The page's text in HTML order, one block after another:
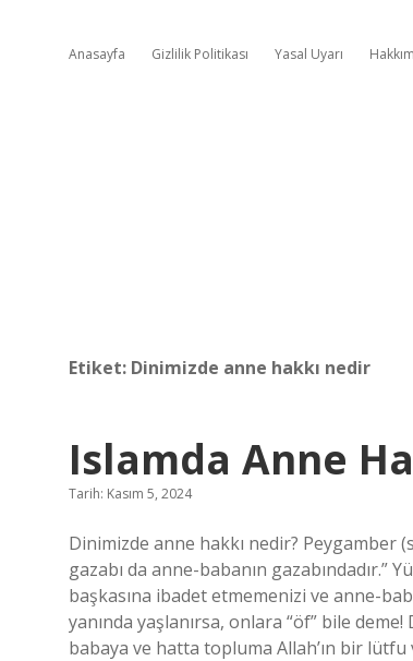
Anasayfa Gizlilik Politikası Yasal Uyarı
Etiket: Dinimizde anne hakkı nedir
Islamda Anne
Tarih: Kasım 5, 2024
Dinimizde anne hakkı nedir? Peygamber
gazabı da anne-babanın gazabındadır.”
başkasına ibadet etmemenizi ve anne-
yanında yaşlanırsa, onlara “öf” bile
babaya ve hatta topluma Allah’ın bir